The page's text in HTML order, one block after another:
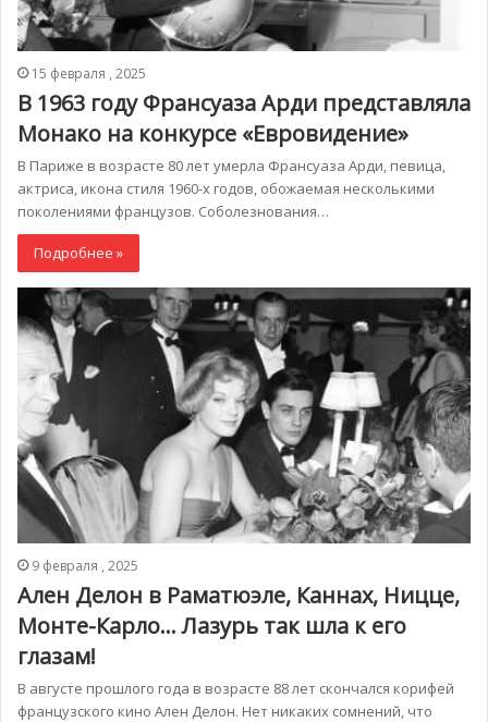
15 февраля , 2025
В 1963 году Франсуаза Арди представляла
Монако на конкурсе «Евровидение»
В Париже в возрасте 80 лет умерла Франсуаза Арди, певица,
актриса, икона стиля 1960-х годов, обожаемая несколькими
поколениями французов. Соболезнования…
Подробнее »
9 февраля , 2025
Ален Делон в Раматюэле, Каннах, Ницце,
Монте-Карло… Лазурь так шла к его
глазам!
В августе прошлого года в возрасте 88 лет скончался корифей
французского кино Ален Делон. Нет никаких сомнений, что